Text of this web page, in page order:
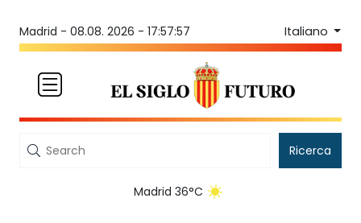
Madrid - 08.08. 2026 - 17:57:57 Italiano
Ricerca
Madrid 36°C